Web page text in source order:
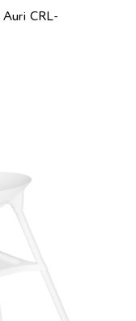
Auri CRL-